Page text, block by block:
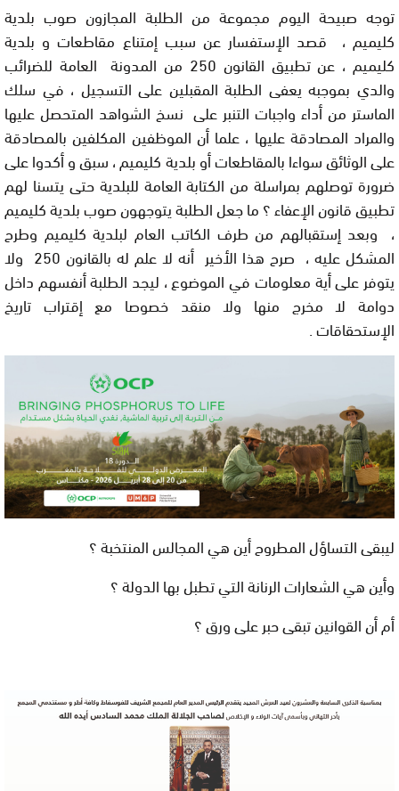
توجه صبيحة اليوم مجموعة من الطلبة المجازون صوب بلدية
كليميم ، قصد الإستفسار عن سبب إمتناع مقاطعات و بلدية
كليميم ، عن تطبيق القانون 250 من المدونة العامة للضرائب
والدي بموجبه يعفى الطلبة المقبلين على التسجيل ، في سلك
الماستر من أداء واجبات التنبر على نسخ الشواهد المتحصل عليها
والمراد المصادقة عليها ، علما أن الموظفين المكلفين بالمصادقة
على الوثائق سواءا بالمقاطعات أو بلدية كليميم ، سبق و أكدوا على
ضرورة توصلهم بمراسلة من الكتابة العامة للبلدية حتى يتسنا لهم
تطبيق قانون الإعفاء؟ما جعل الطلبة يتوجهون صوب بلدية كليميم
، وبعد إستقبالهم من طرف الكاتب العام لبلدية كليميم وطرح
المشكل عليه ، صرح هذا الأخير أنه لا علم له بالقانون 250 ولا
يتوفر على أية معلومات في الموضوع ، ليجد الطلبة أنفسهم داخل
دوامة لا مخرج منها ولا منقد خصوصا مع إقتراب تاريخ
الإستحقاقات .
ليبقى التساؤل المطروح أين هي المجالس المنتخبة ؟
وأين هي الشعارات الرنانة التي تطبل بها الدولة ؟
أم أن القوانين تبقى حبر على ورق ؟